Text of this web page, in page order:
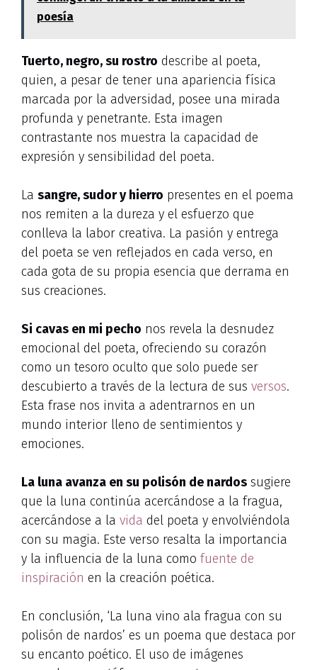
poesía
Tuerto, negro, su rostro describe al poeta,
quien, a pesar de tener una apariencia física
marcada por la adversidad, posee una mirada
profunda y penetrante. Esta imagen
contrastante nos muestra la capacidad de
expresión y sensibilidad del poeta.
La sangre, sudor y hierro presentes en el poema
nos remiten a la dureza y el esfuerzo que
conlleva la labor creativa. La pasión y entrega
del poeta se ven reflejados en cada verso, en
cada gota de su propia esencia que derrama en
sus creaciones.
Si cavas en mi pecho nos revela la desnudez
emocional del poeta, ofreciendo su corazón
como un tesoro oculto que solo puede ser
descubierto a través de la lectura de sus versos.
Esta frase nos invita a adentrarnos en un
mundo interior lleno de sentimientos y
emociones.
La luna avanza en su polisón de nardos sugiere
que la luna continúa acercándose a la fragua,
acercándose a la vida del poeta y envolviéndola
con su magia. Este verso resalta la importancia
y la influencia de la luna como fuente de
inspiración en la creación poética.
En conclusión, ‘La luna vino ala fragua con su
polisón de nardos’ es un poema que destaca por
su encanto poético. El uso de imágenes